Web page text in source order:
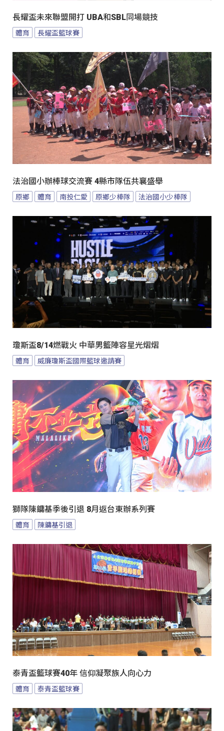
長耀盃未來聯盟開打 UBA和SBL同場競技
體育 長耀盃籃球賽
法治國小辦棒球交流賽 4縣市隊伍共襄盛舉
原鄉 體育 南投仁愛 原鄉少棒隊 法治國小少棒隊
瓊斯盃8/14燃戰火 中華男籃陣容星光熠熠
體育 威廉瓊斯盃國際籃球邀請賽
獅隊陳鏞基季後引退 8月返台東辦系列賽
體育 陳鏞基引退
泰青盃籃球賽40年 信仰凝聚族人向心力
體育 泰青盃籃球賽